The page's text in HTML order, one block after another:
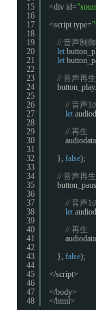
15
16
17
18
19
20
21
22
23
24
25
26
27
28
29
30
31
32
33
34
35
36
37
38
39
40
41
42
43
44
45
46
47
48
<div id=
<script type=
// 音声制
let
let
// 音声再
// 音声1
let
// 再生
}, false);
// 音声再
// 音声1
let
// 再生
}, false);
</script>
</body>
</html>